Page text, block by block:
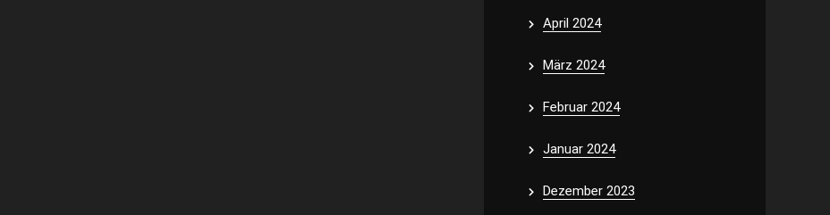
April 2024
März 2024
Februar 2024
Januar 2024
Dezember 2023